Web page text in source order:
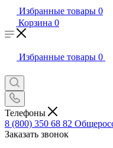
Избранные товары 0
Корзина 0
Избранные товары 0
Телефоны
8 (800) 350 68 82
Заказать звонок